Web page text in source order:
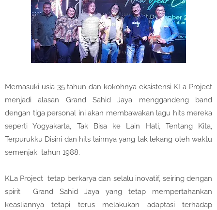
Memasuki usia 35 tahun dan kokohnya eksistensi KLa Project
menjadi alasan Grand Sahid Jaya menggandeng band
dengan tiga personal ini akan membawakan lagu hits mereka
seperti Yogyakarta, Tak Bisa ke Lain Hati, Tentang Kita,
Terpurukku Disini dan hits lainnya yang tak lekang oleh waktu
semenjak tahun 1988.
KLa Project tetap berkarya dan selalu inovatif, seiring dengan
spirit Grand Sahid Jaya yang tetap mempertahankan
keasliannya tetapi terus melakukan adaptasi terhadap